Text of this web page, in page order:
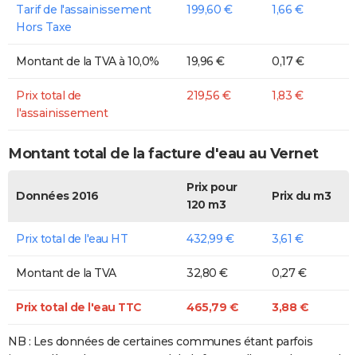
Tarif de l'assainissement
Hors Taxe
199,60 € 1,66 €
Montant de la TVA à 10,0% 19,96 € 0,17 €
Prix total de
l'assainissement
219,56 € 1,83 €
Montant total de la facture d'eau au Vernet
Données 2016
Prix pour
120 m3
Prix du m3
Prix total de l'eau HT 432,99 € 3,61 €
Montant de la TVA 32,80 € 0,27 €
Prix total de l'eau TTC 465,79 € 3,88 €
NB : Les données de certaines communes étant parfois